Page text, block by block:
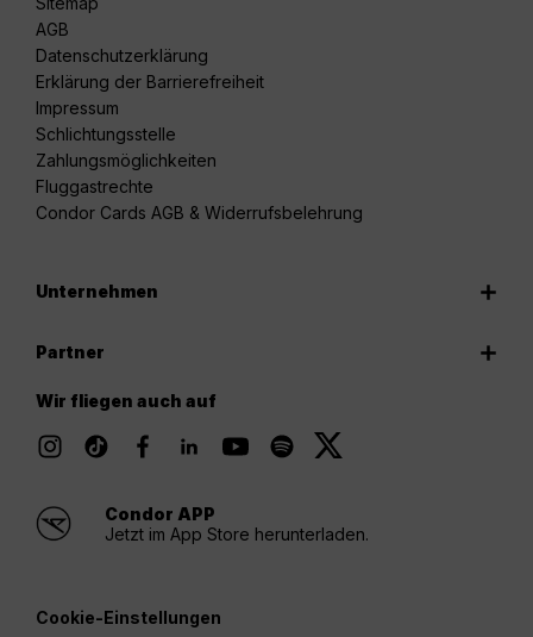
AGB
Datenschutzerklärung
Erklärung der Barrierefreiheit
Impressum
Schlichtungsstelle
Zahlungsmöglichkeiten
Fluggastrechte
Condor Cards AGB & Widerrufsbelehrung
Unternehmen
Partner
Wir fliegen auch auf
Condor APP
Jetzt im App Store herunterladen.
Cookie-Einstellungen